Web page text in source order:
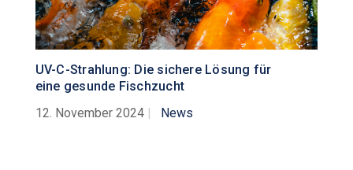
UV-C-Strahlung: Die sichere Lösung für
eine gesunde Fischzucht
12. November 2024 | News